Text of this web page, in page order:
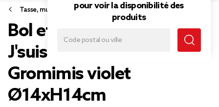
pour voir la disponibilité des
produits
Tasse, mug et bol
Bol et mug en céramique
J'suis Pas Aigri motif
Gromimis violet
Ø14xH14cm